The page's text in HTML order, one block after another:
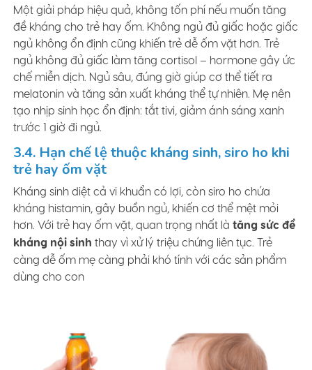
Một giải pháp hiệu quả, không tốn phí nếu muốn tăng
đề kháng cho trẻ hay ốm. Không ngủ đủ giấc hoặc giấc
ngủ không ổn định cũng khiến trẻ dễ ốm vặt hơn. Trẻ
ngủ không đủ giấc làm tăng cortisol – hormone gây ức
chế miễn dịch. Ngủ sâu, đúng giờ giúp cơ thể tiết ra
melatonin và tăng sản xuất kháng thể tự nhiên. Mẹ nên
tạo nhịp sinh học ổn định: tắt tivi, giảm ánh sáng xanh
trước 1 giờ đi ngủ.
3.4. Hạn chế lệ thuộc kháng sinh, siro ho khi
trẻ hay ốm vặt
Kháng sinh diệt cả vi khuẩn có lợi, còn siro ho chứa
kháng histamin, gây buồn ngủ, khiến cơ thể mệt mỏi
hơn. Với trẻ hay ốm vặt, quan trọng nhất là tăng sức đề
kháng nội sinh thay vì xử lý triệu chứng liên tục. Trẻ
càng dễ ốm mẹ càng phải khó tính với các sản phẩm
dùng cho con